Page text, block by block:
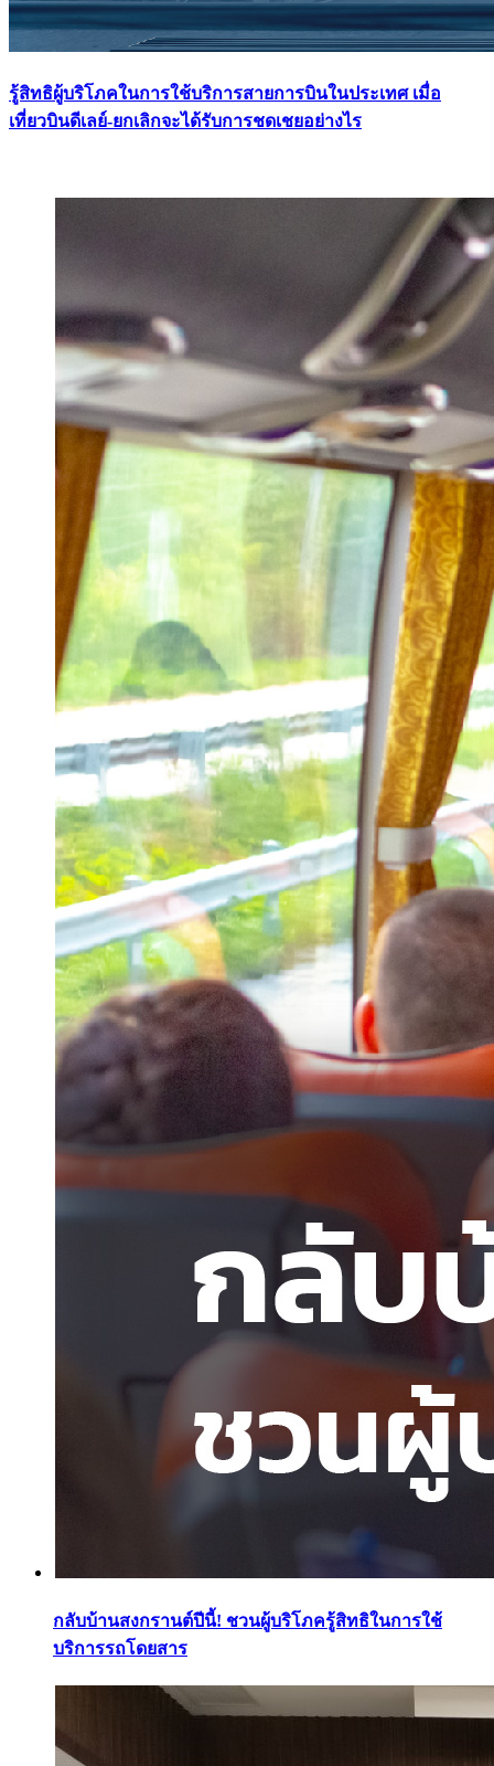
รู้สิทธิผู้บริโภคในการใช้บริการสายการบินในประเทศ เมื่อ
เที่ยวบินดีเลย์-ยกเลิกจะได้รับการชดเชยอย่างไร
กลับบ้านสงกรานต์ปีนี้! ชวนผู้บริโภครู้สิทธิในการใช้
บริการรถโดยสาร